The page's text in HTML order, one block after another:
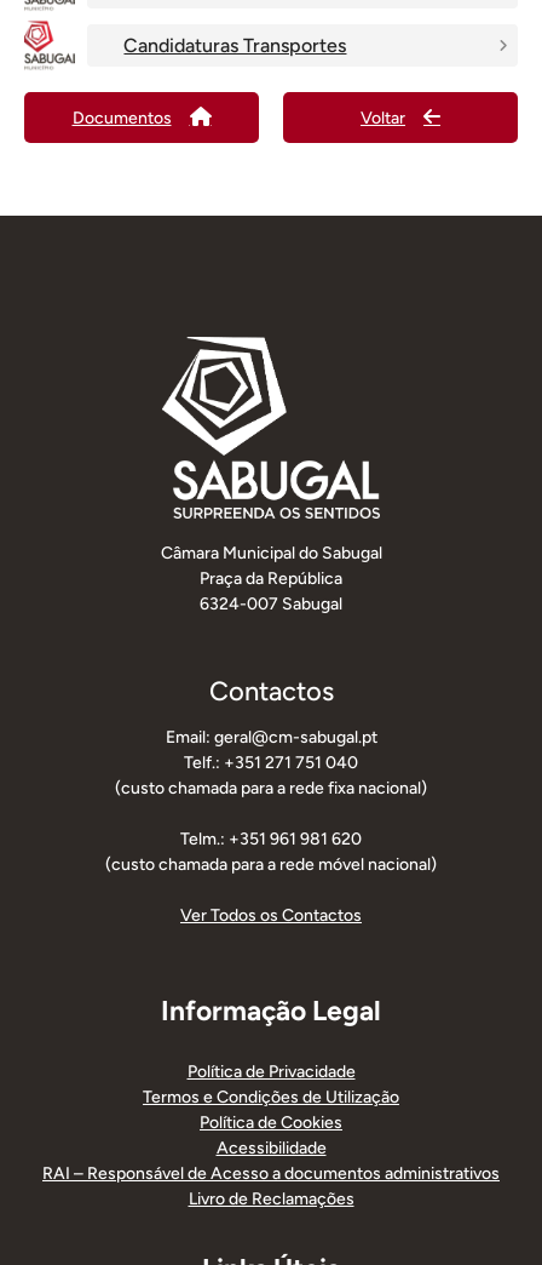
Candidaturas Transportes
Documentos Voltar
Câmara Municipal do Sabugal
Praça da República
6324-007 Sabugal
Contactos
Email: geral@cm-sabugal.pt
Telf.: +351 271 751 040
(custo chamada para a rede fixa nacional)
Telm.: +351 961 981 620
(custo chamada para a rede móvel nacional)
Ver Todos os Contactos
Informação Legal
Política de Privacidade
Termos e Condições de Utilização
Política de Cookies
Acessibilidade
RAI – Responsável de Acesso a documentos administrativos
Livro de Reclamações